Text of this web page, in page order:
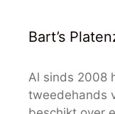
Bart’s
Al sinds 2008
tweedehands